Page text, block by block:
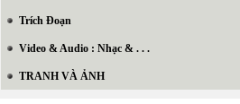
Trích Đoạn
Video & Audio : Nhạc & . . .
TRANH VÀ ẢNH